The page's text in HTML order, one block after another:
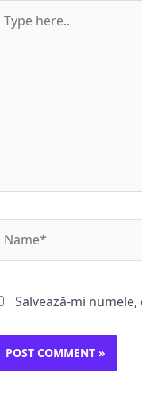
here..
Salvează-mi